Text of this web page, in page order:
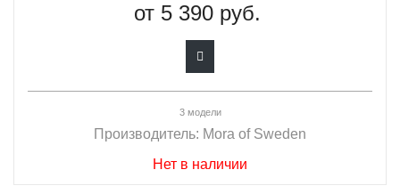
от 5 390 руб.
3 модели
Производитель: Mora of Sweden
Нет в наличии